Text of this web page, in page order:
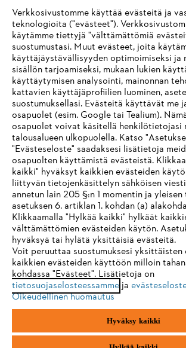
2 - 5 PÄIVÄN
30 PÄIVÄN ILMAINEN
Maksuvaihtoehdot
Yritys
STIHL FAQ
Palvelut
IHR BROWSER WIRD
UNTERSTÜTZT
Sie nutzen einen Browser, den wir noch nicht
eine optimale Nutzung unserer Seite
einem der folgenden Browser zu wechseln:
Firefox
Verkkosivustomme käyttää evästeitä ja
teknologioita ("evästeet").
käytämme tiettyjä "välttämättömiä
suostumustasi. Muut evästeet, joita
käyttäjäystävällisyyden optimoimiseksi ja
sisällön tarjoamiseksi, mukaan lukien
käyttäytymisen analysointi, mainonnan
kattavien käyttäjäprofiilien luominen,
suostumuksellasi. Evästeitä käyttävät me
osapuolet (esim. Google tai Tealium).
osapuolet voivat käsitellä henkilötietojasi
talousalueen ulkopuolella. Katso
"Evästeseloste" saadaksesi lisätietoja
osapuolten käyttämistä evästeistä.
kaikki" hyväksyt kaikkien evästeiden
liittyvän tietojenkäsittelyn sähköisen
annetun lain 205 §:n 1 momentin ja
asetuksen 6. artiklan 1. kohdan (a)
Klikkaamalla "Hylkää kaikki" hylkäät
välttämättömien evästeiden käytön.
hyväksyä tai hylätä yksittäisiä evästeitä.
Voit peruuttaa suostumuksesi yksittäisten
kaikkien evästeiden käyttöön milloin
kohdassa "Evästeet". Lisätietoja on
tietosuojaselosteessammeja
Oikeudellinen huomautus
Hyväksy kaikki